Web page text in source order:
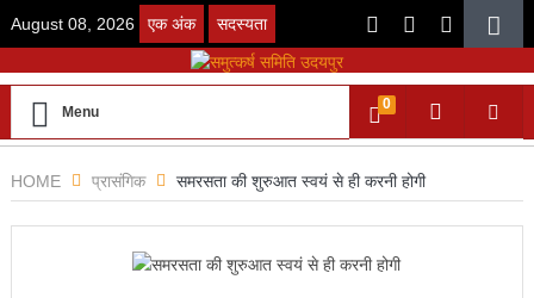
August 08, 2026 एक अंक सदस्यता
Menu 0
HOME प्रासंगिक समरसता की शुरुआत स्वयं से ही करनी होगी